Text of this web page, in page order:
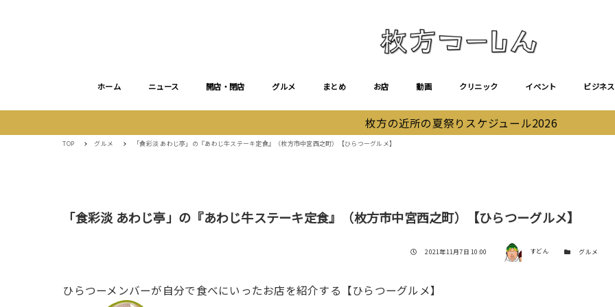
ホーム ニュース 開店・閉店 グルメ まとめ お店 動画 クリニック イベント ビジネス
枚方の近所の夏祭りスケジュール2026
TOP グルメ 「食彩淡 あわじ亭」の『あわじ牛ステーキ定食』（枚方市中宮西之町）【ひらつーグルメ】
「食彩淡 あわじ亭」の『あわじ牛ステーキ定食』（枚方市中宮西之町）【ひらつーグルメ】
投稿日
2021年11月7日 10:00 著者 すどん カテゴリー
グルメ
ひらつーメンバーが自分で食べにいったお店を紹介する【ひらつーグルメ】